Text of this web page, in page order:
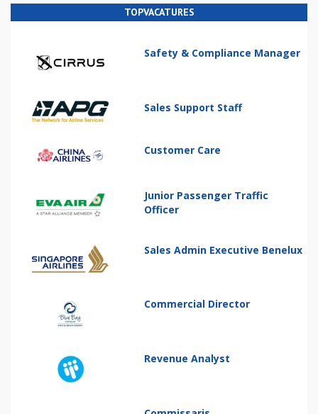
TOPVACATURES
Safety & Compliance Manager
Sales Support Staff
Customer Care
Junior Passenger Traffic
Officer
Sales Admin Executive Benelux
Commercial Director
Revenue Analyst